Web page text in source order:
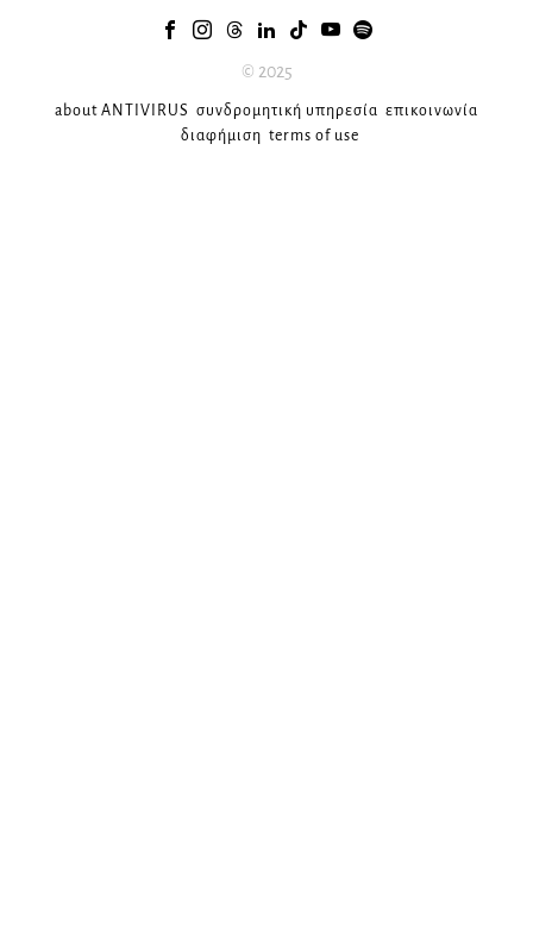
© 2025
about ANTIVIRUS συνδρομητική υπηρεσία επικοινωνία
διαφήμιση terms of use